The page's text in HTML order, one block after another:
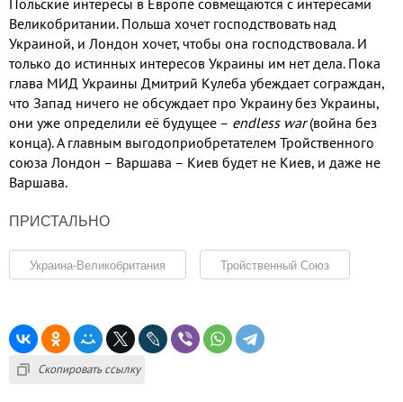
Великобритании. Польша хочет господствовать над
Украиной, и Лондон хочет, чтобы она господствовала. И
только до истинных интересов Украины им нет дела. Пока
глава МИД Украины Дмитрий Кулеба убеждает сограждан,
что Запад ничего не обсуждает про Украину без Украины,
они уже определили её будущее – endless war(война без
конца). А главным выгодоприобретателем Тройственного
союза Лондон – Варшава – Киев будет не Киев, и даже не
Варшава.
ПРИСТАЛЬНО
Украина-Великобритания Тройственный Союз
Скопировать ссылку